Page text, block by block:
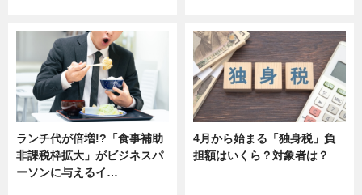
ランチ代が倍増!?「食事補助
非課税枠拡大」がビジネスパ
ーソンに与えるイ…
4月から始まる「独身税」負
担額はいくら？対象者は？